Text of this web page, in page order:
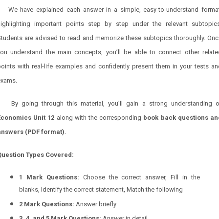
We have explained each answer in a simple, easy-to-understand
important points step by step under the relevant
are advised to read and memorize these subtopics thoroughly.
understand the main concepts, you’ll be able to connect other
with real-life examples and confidently present them in your tests
By going through this material, you’ll gain a strong understanding
Unit 12 along with the corresponding book back questions
(PDF format).
Types Covered:
1 Mark Questions: Choose the correct answer, Fill in the
blanks, Identify the correct statement, Match the following
2 Mark Questions: Answer briefly